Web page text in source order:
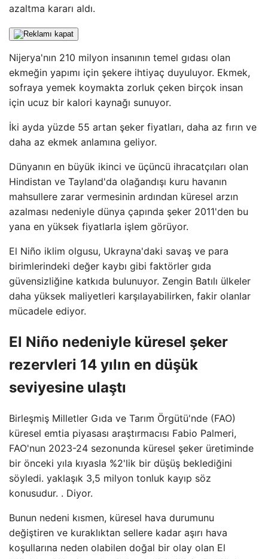
azaltma kararı aldı.
Nijerya'nın 210 milyon insanının temel gıdası olan
ekmeğin yapımı için şekere ihtiyaç duyuluyor. Ekmek,
sofraya yemek koymakta zorluk çeken birçok insan
için ucuz bir kalori kaynağı sunuyor.
İki ayda yüzde 55 artan şeker fiyatları, daha az fırın ve
daha az ekmek anlamına geliyor.
Dünyanın en büyük ikinci ve üçüncü ihracatçıları olan
Hindistan ve Tayland'da olağandışı kuru havanın
mahsullere zarar vermesinin ardından küresel arzın
azalması nedeniyle dünya çapında şeker 2011'den bu
yana en yüksek fiyatlarla işlem görüyor.
El Niño iklim olgusu, Ukrayna'daki savaş ve para
birimlerindeki değer kaybı gibi faktörler gıda
güvensizliğine katkıda bulunuyor. Zengin Batılı ülkeler
daha yüksek maliyetleri karşılayabilirken, fakir olanlar
mücadele ediyor.
El Niño nedeniyle küresel şeker
rezervleri 14 yılın en düşük
seviyesine ulaştı
Birleşmiş Milletler Gıda ve Tarım Örgütü'nde (FAO)
küresel emtia piyasası araştırmacısı Fabio Palmeri,
FAO'nun 2023-24 sezonunda küresel şeker üretiminde
bir önceki yıla kıyasla %2'lik bir düşüş beklediğini
söyledi. yaklaşık 3,5 milyon tonluk kayıp söz
konusudur. . Diyor.
Bunun nedeni kısmen, küresel hava durumunu
değiştiren ve kuraklıktan sellere kadar aşırı hava
koşullarına neden olabilen doğal bir olay olan El